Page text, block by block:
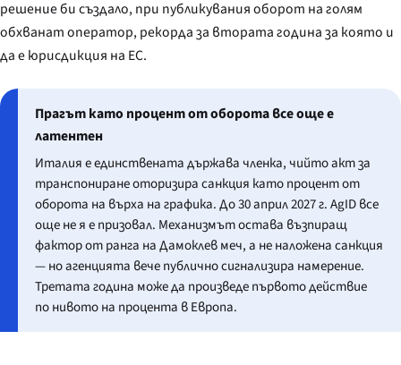
решение би създало, при публикувания оборот на голям
обхванат оператор, рекорда за втората година за която и
да е юрисдикция на ЕС.
Прагът като процент от оборота все още е
латентен
Италия е единствената държава членка, чийто акт за
транспониране оторизира санкция като процент от
оборота на върха на графика. До 30 април 2027 г. AgID все
още не я е призовал. Механизмът остава възпиращ
фактор от ранга на Дамоклев меч, а не наложена санкция
— но агенцията вече публично сигнализира намерение.
Третата година може да произведе първото действие
по нивото на процента в Европа.